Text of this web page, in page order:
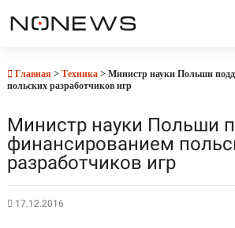
Главная > Техника> Министр науки Польши
польских разработчиков игр
Министр науки Польши
финансированием
разработчиков игр
17.12.2016